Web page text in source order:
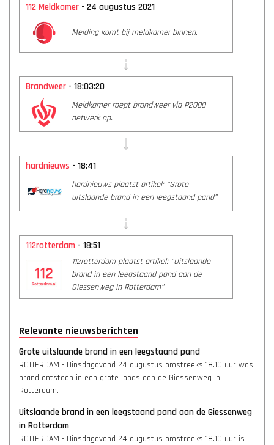
112 Meldkamer - 24 augustus 2021
Melding komt bij meldkamer binnen.
Brandweer - 18:03:20
Meldkamer roept brandweer via P2000
netwerk op.
hardnieuws - 18:41
hardnieuws plaatst artikel: "Grote
uitslaande brand in een leegstaand pand"
112rotterdam - 18:51
112rotterdam plaatst artikel: "Uitslaande
brand in een leegstaand pand aan de
Giessenweg in Rotterdam"
Relevante nieuwsberichten
Grote uitslaande brand in een leegstaand pand
ROTTERDAM - Dinsdagavond 24 augustus omstreeks 18.10 uur was
brand ontstaan in een grote loods aan de Giessenweg in
Rotterdam.
Uitslaande brand in een leegstaand pand aan de Giessenweg
in Rotterdam
ROTTERDAM - Dinsdagavond 24 augustus omstreeks 18.10 uur is